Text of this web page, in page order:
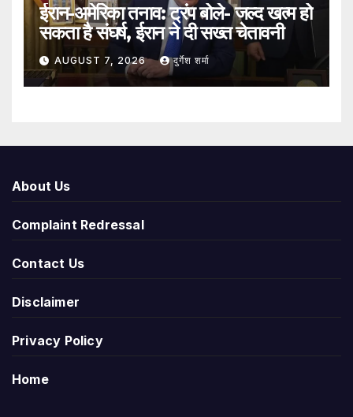
ईरान-अमेरिका तनाव: ट्रंप बोले- जल्द खत्म हो
सकता है संघर्ष, ईरान ने दी सख्त चेतावनी
AUGUST 7, 2026 दुर्गेश शर्मा
About Us
Complaint Redressal
Contact Us
Disclaimer
Privacy Policy
Home